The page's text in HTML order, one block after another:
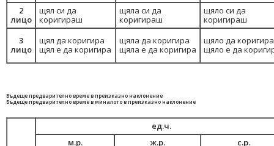
2
лицо
щял си да
коригираш
щяла си да
коригираш
щяло си да
коригираш
3
лицо
щял да коригира
щял е да коригира
щяла да коригира
щяла е да коригира
щяло да коригира
щяло е да
Бъдеще предварително време в преизказно наклонение
Бъдеще предварително време в миналото в преизказно наклонение
ед.ч.
м.р.
ж.р. с.р.